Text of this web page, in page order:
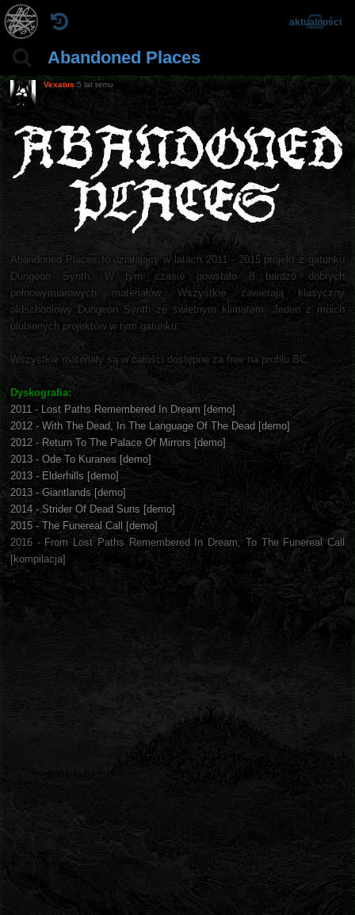
Abandoned Places
aktualności
Vexatus 5 lat temu
Abandoned Places to działający w latach 2011 - 2015 projekt z gatunku
Dungeon Synth. W tym czasie powstało 8 bardzo dobrych
pełnowymiarowych materiałów. Wszystkie zawierają klasyczny
oldschoolowy Dungeon Synth ze świetnym klimatem. Jeden z moich
ulubionych projektów w tym gatunku.
Wszystkie materiały są w całości dostępne za free na profilu BC.
Dyskografia:
2011 - Lost Paths Remembered In Dream [demo]
2012 - With The Dead, In The Language Of The Dead [demo]
2012 - Return To The Palace Of Mirrors [demo]
2013 - Ode To Kuranes [demo]
2013 - Elderhills [demo]
2013 - Giantlands [demo]
2014 - Strider Of Dead Suns [demo]
2015 - The Funereal Call [demo]
2016 - From Lost Paths Remembered In Dream, To The Funereal Call
[kompilacja]